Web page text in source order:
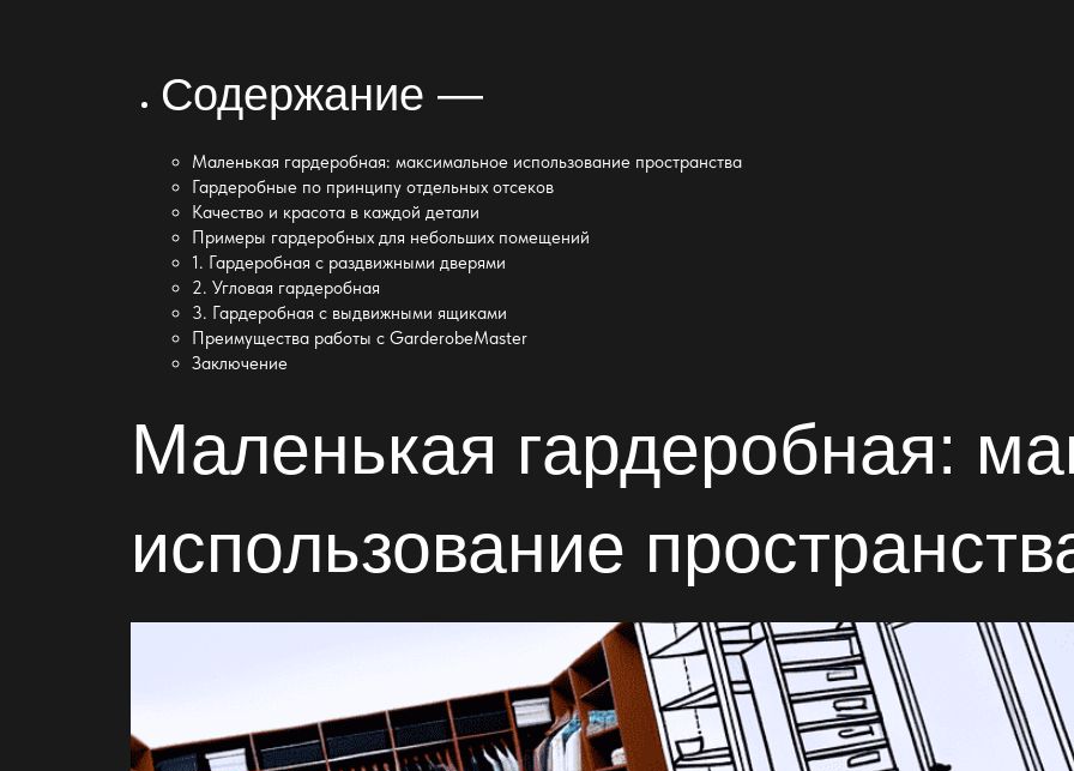
Содержание —
Маленькая гардеробная: максимальное использование пространства
Гардеробные по принципу отдельных отсеков
Качество и красота в каждой детали
Примеры гардеробных для небольших помещений
1. Гардеробная с раздвижными дверями
2. Угловая гардеробная
3. Гардеробная с выдвижными ящиками
Преимущества работы с GarderobeMaster
Заключение
Маленькая гардеробная:
использование